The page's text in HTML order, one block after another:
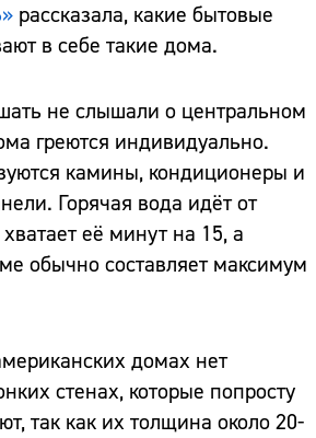
рассказала, какие бытовые
в себе такие дома.
не слышали о центральном
греются индивидуально.
камины, кондиционеры и
Горячая вода идёт от
её минут на 15, а
обычно составляет максимум
домах нет
стенах, которые попросту
так как их толщина около 20-